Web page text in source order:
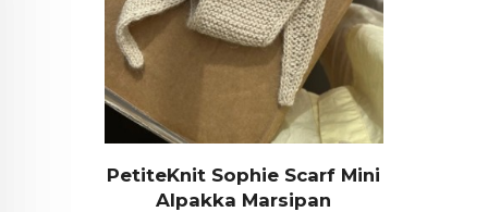
PetiteKnit Sophie Scarf Mini
Alpakka Marsipan